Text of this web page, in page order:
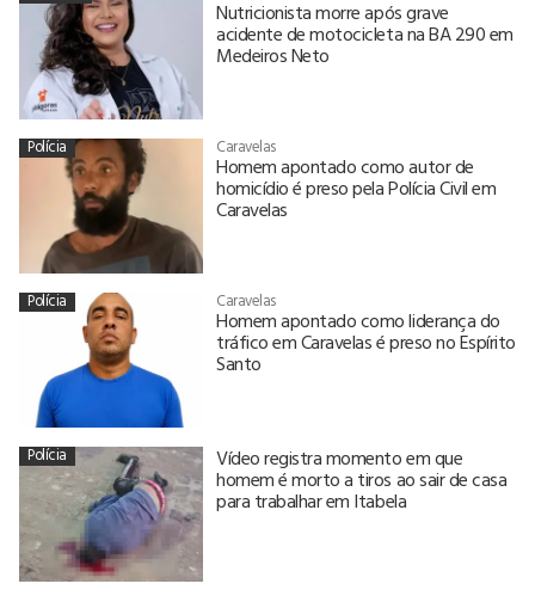
Nutricionista morre após grave
acidente de motocicleta na BA 290 em
Medeiros Neto
Polícia Caravelas
Homem apontado como autor de
homicídio é preso pela Polícia Civil em
Caravelas
Polícia Caravelas
Homem apontado como liderança do
tráfico em Caravelas é preso no Espírito
Santo
Polícia Vídeo registra momento em que
homem é morto a tiros ao sair de casa
para trabalhar em Itabela